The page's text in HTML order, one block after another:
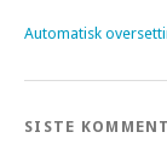
Automatisk
SISTE